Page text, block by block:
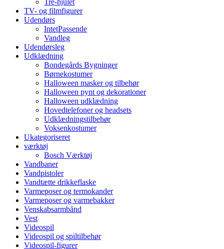
Tre-hjulet
TV- og filmfigurer
Udendørs
IntetPassende
Vandleg
Udendørsleg
Udklædning
Bondegårds Bygninger
Børnekostumer
Halloween masker og tilbehør
Halloween pynt og dekorationer
Halloween udklædning
Hovedtelefoner og headsets
Udklædningstilbehør
Voksenkostumer
Ukategoriseret
værktøj
Bosch Værktøj
Vandbaner
Vandpistoler
Vandtætte drikkeflaske
Varmeposer og termokander
Varmeposer og varmebakker
Venskabsarmbånd
Vest
Videospil
Videospil og spiltilbehør
Videospil-figurer